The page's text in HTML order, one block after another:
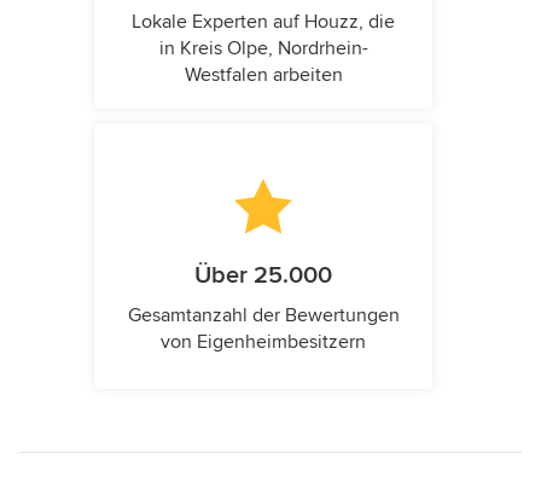
Lokale Experten auf Houzz, die
in Kreis Olpe, Nordrhein-
Westfalen arbeiten
Über 25.000
Gesamtanzahl der Bewertungen
von Eigenheimbesitzern